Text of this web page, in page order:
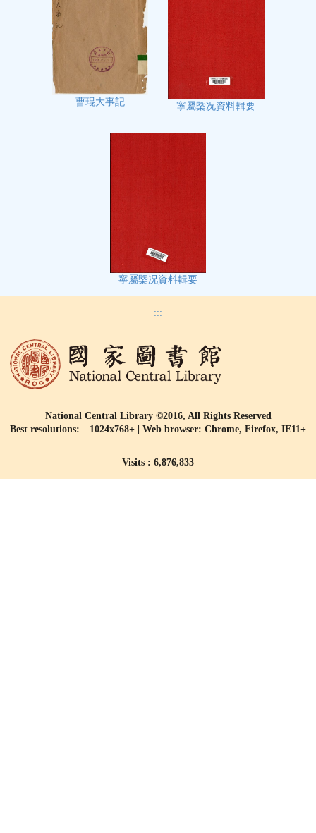
曹琨大事記 寧屬㮣况資料輯要
寧屬㮣况資料輯要
:::
National Central Library ©2016, All Rights Reserved
Best resolutions: 1024x768+ | Web browser: Chrome, Firefox, IE11+
Visits : 6,876,833